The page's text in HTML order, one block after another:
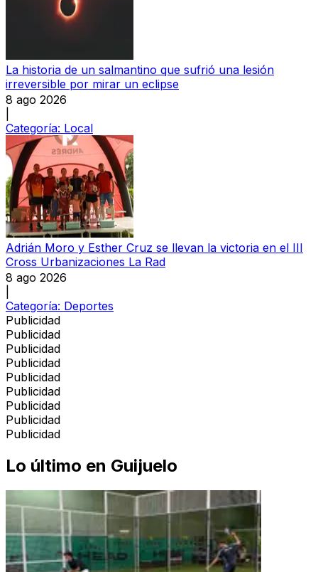
La historia de un salmantino que sufrió una lesión
irreversible por mirar un eclipse
8 ago 2026
Categoría: Local
Adrián Moro y Esther Cruz se llevan la victoria en el III
Cross Urbanizaciones La Rad
8 ago 2026
Categoría: Deportes
Publicidad
Publicidad
Publicidad
Publicidad
Publicidad
Publicidad
Publicidad
Publicidad
Publicidad
Lo último en Guijuelo